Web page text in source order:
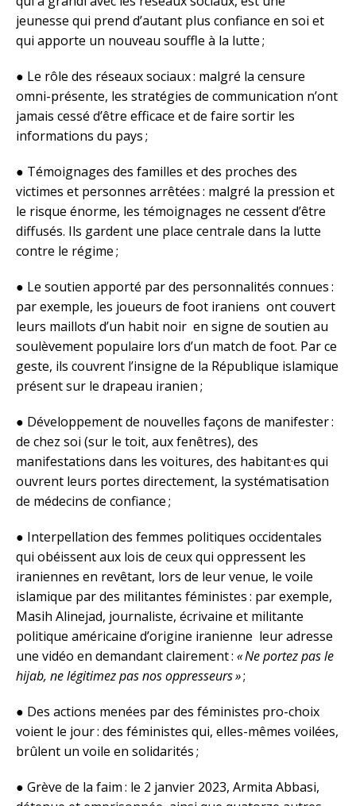
jeunesse qui prend d’autant plus confiance en soi et
qui apporte un nouveau souffle à la lutte ;
● Le rôle des réseaux sociaux : malgré la censure
omni-présente, les stratégies de communication n’ont
jamais cessé d’être efficace et de faire sortir les
informations du pays ;
● Témoignages des familles et des proches des
victimes et personnes arrêtées : malgré la pression et
le risque énorme, les témoignages ne cessent d’être
diffusés. Ils gardent une place centrale dans la lutte
contre le régime ;
● Le soutien apporté par des personnalités connues :
par exemple, les joueurs de foot iraniens ont couvert
leurs maillots d’un habit noir en signe de soutien au
soulèvement populaire lors d’un match de foot. Par ce
geste, ils couvrent l’insigne de la République islamique
présent sur le drapeau iranien ;
● Développement de nouvelles façons de manifester :
de chez soi (sur le toit, aux fenêtres), des
manifestations dans les voitures, des habitant·es qui
ouvrent leurs portes directement, la systématisation
de médecins de confiance ;
● Interpellation des femmes politiques occidentales
qui obéissent aux lois de ceux qui oppressent les
iraniennes en revêtant, lors de leur venue, le voile
islamique par des militantes féministes : par exemple,
Masih Alinejad, journaliste, écrivaine et militante
politique américaine d’origine iranienne leur adresse
une vidéo en demandant clairement : « Ne portez pas le
hijab, ne légitimez pas nos oppresseurs »;
● Des actions menées par des féministes pro-choix
voient le jour : des féministes qui, elles-mêmes voilées,
brûlent un voile en solidarités ;
● Grève de la faim : le 2 janvier 2023, Armita Abbasi,